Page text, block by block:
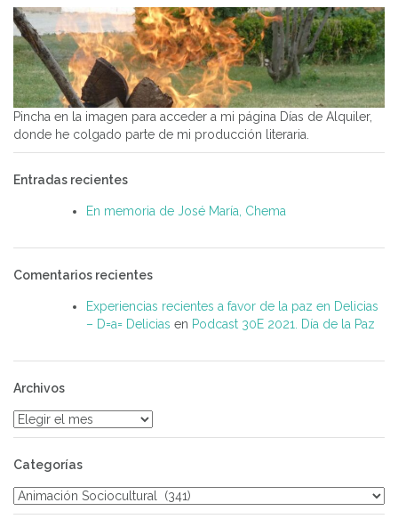
Pincha en la imagen para acceder a mi página Días de Alquiler,
donde he colgado parte de mi producción literaria.
Entradas recientes
En memoria de José María, Chema
Comentarios recientes
Experiencias recientes a favor de la paz en Delicias
– D=a= Delicias en Podcast 30E 2021. Día de la Paz
Archivos
Archivos
Categorías
Categorías